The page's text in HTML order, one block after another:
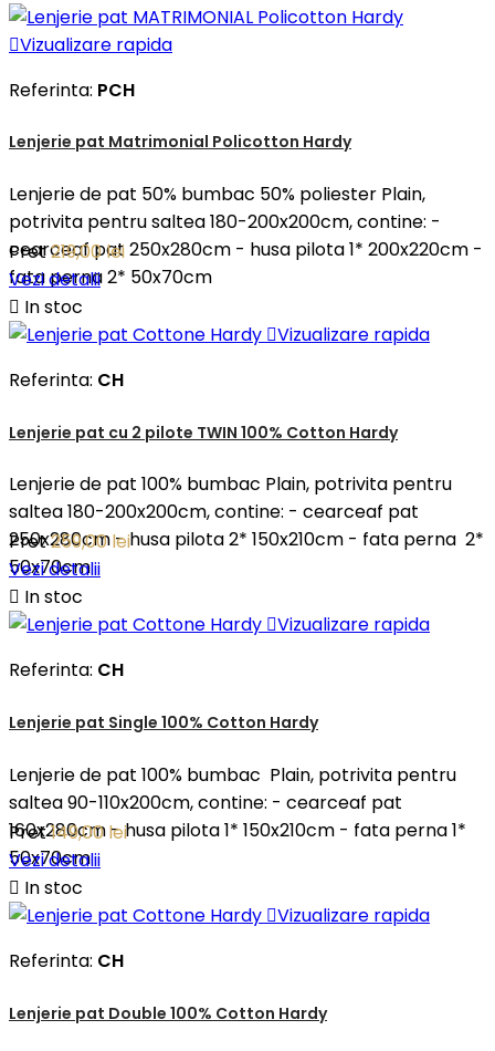
Vizualizare rapida
Referinta: PCH
Lenjerie pat Matrimonial Policotton Hardy
Lenjerie de pat 50% bumbac 50% poliester Plain,
potrivita pentru saltea 180-200x200cm, contine: -
cearceaf pat 250x280cm - husa pilota 1* 200x220cm -
fata perna 2* 50x70cm
Pret219,00 lei
Vezi detalii
 In stoc
Vizualizare rapida
Referinta: CH
Lenjerie pat cu 2 pilote TWIN 100% Cotton Hardy
Lenjerie de pat 100% bumbac Plain, potrivita pentru
saltea 180-200x200cm, contine: - cearceaf pat
250x280cm - husa pilota 2* 150x210cm - fata perna 2*
50x70cm
Pret259,00 lei
Vezi detalii
 In stoc
Vizualizare rapida
Referinta: CH
Lenjerie pat Single 100% Cotton Hardy
Lenjerie de pat 100% bumbac Plain, potrivita pentru
saltea 90-110x200cm, contine: - cearceaf pat
160x280cm - husa pilota 1* 150x210cm - fata perna 1*
50x70cm
Pret149,00 lei
Vezi detalii
 In stoc
Vizualizare rapida
Referinta: CH
Lenjerie pat Double 100% Cotton Hardy